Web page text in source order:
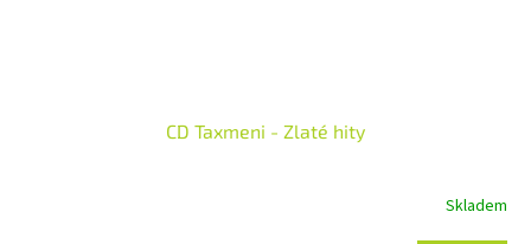
CD Taxmeni - Zlaté hity
Skladem